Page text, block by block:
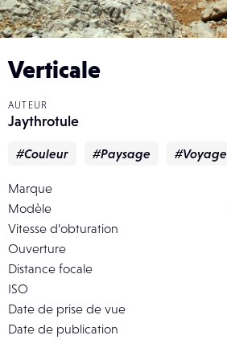
Verticale
AUTEUR
Jaythrotule
#Couleur #Paysage #Voyage
Marque
Modèle
Vitesse d’obturation
Ouverture
Distance focale
ISO
Date de prise de vue
Date de publication